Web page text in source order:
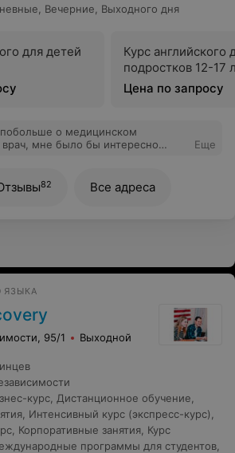
Вечерние Выходного дня
для детей
Курс английского
подростков 12-17
Цена по запросу
побольше о медицинском
врач, мне было бы интересно
Еще
82 Все адреса
ЯЗЫКА
95/1 Выходной
курс Дистанционное обучение
Интенсивный курс (экспресс-курс)
Корпоративные занятия Курс
программы для студентов